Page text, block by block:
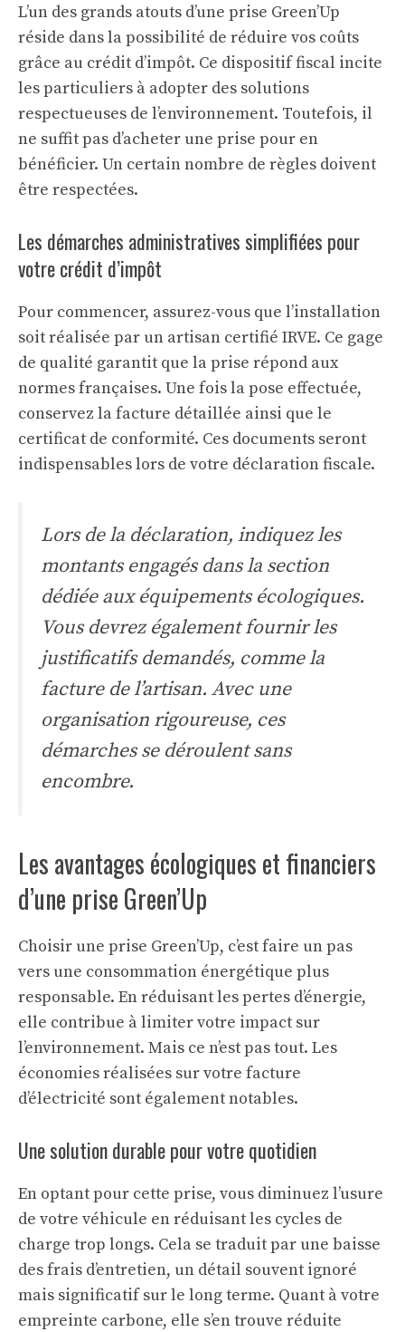
L’un des grands atouts d’une prise Green’Up
réside dans la possibilité de réduire vos coûts
grâce au crédit d’impôt. Ce dispositif fiscal incite
les particuliers à adopter des solutions
respectueuses de l’environnement. Toutefois, il
ne suffit pas d’acheter une prise pour en
bénéficier. Un certain nombre de règles doivent
être respectées.
Les démarches administratives simplifiées pour
votre crédit d’impôt
Pour commencer, assurez-vous que l’installation
soit réalisée par un artisan certifié IRVE. Ce gage
de qualité garantit que la prise répond aux
normes françaises. Une fois la pose effectuée,
conservez la facture détaillée ainsi que le
certificat de conformité. Ces documents seront
indispensables lors de votre déclaration fiscale.
Lors de la déclaration, indiquez les
montants engagés dans la section
dédiée aux équipements écologiques.
Vous devrez également fournir les
justificatifs demandés, comme la
facture de l’artisan. Avec une
organisation rigoureuse, ces
démarches se déroulent sans
encombre.
Les avantages écologiques et financiers
d’une prise Green’Up
Choisir une prise Green’Up, c’est faire un pas
vers une consommation énergétique plus
responsable. En réduisant les pertes d’énergie,
elle contribue à limiter votre impact sur
l’environnement. Mais ce n’est pas tout. Les
économies réalisées sur votre facture
d’électricité sont également notables.
Une solution durable pour votre quotidien
En optant pour cette prise, vous diminuez l’usure
de votre véhicule en réduisant les cycles de
charge trop longs. Cela se traduit par une baisse
des frais d’entretien, un détail souvent ignoré
mais significatif sur le long terme. Quant à votre
empreinte carbone, elle s’en trouve réduite